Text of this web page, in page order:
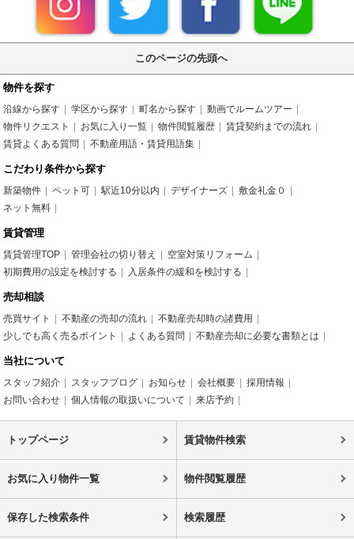
このページの先頭へ
物件を探す
沿線から探す 学区から探す 町名から探す
動画でルームツアー
物件リクエスト
お気に入り一覧 物件閲覧履歴
賃貸契約までの流れ
賃貸よくある質問
不動産用語・賃貸用語集
こだわり条件から探す
新築物件 ペット可 駅近10分以内 デザイナーズ
敷金礼金０
ネット無料
賃貸管理
賃貸管理TOP 管理会社の切り替え
空室対策リフォーム
初期費用の設定を検討する
入居条件の緩和を検討する
売却相談
売買サイト 不動産の売却の流れ
不動産売却時の諸費用
少しでも高く売るポイント
よくある質問 不動産売却に必要な書類とは
当社について
スタッフ紹介 スタッフブログ お知らせ 会社概要
採用情報
お問い合わせ
個人情報の取扱いについて 来店予約
トップページ 賃貸物件検索
お気に入り物件一覧 物件閲覧履歴
保存した検索条件 検索履歴